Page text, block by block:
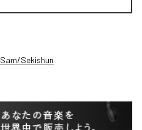
Sam/Sekishun